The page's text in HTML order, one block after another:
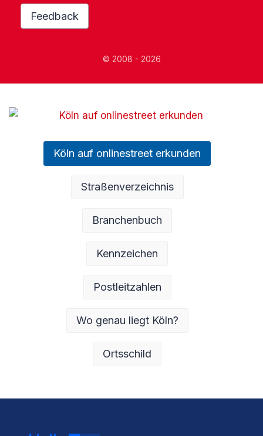
Feedback
© 2008 - 2026
Köln auf onlinestreet erkunden
Straßenverzeichnis
Branchenbuch
Kennzeichen
Postleitzahlen
Wo genau liegt Köln?
Ortsschild